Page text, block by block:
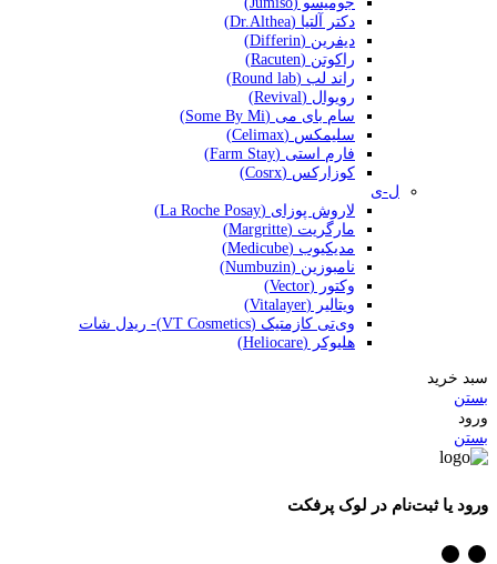
دکتر آلتیا (Dr.Althea)
دیفرین (Differin)
راکوتن (Racuten)
راند لب (Round lab)
رویوال (Revival)
سام بای می (Some By Mi)
سلیمکس (Celimax)
فارم استی (Farm Stay)
کوزارکس (Cosrx)
ل-ی
لاروش پوزای (La Roche Posay)
مارگریت (Margritte)
مدیکیوب (Medicube)
نامبوزین (Numbuzin)
وکتور (Vector)
ویتالیر (Vitalayer)
وی‌تی کازمتیک (VT Cosmetics)- ریدل شات
هلیوکر (Heliocare)
سبد خرید
بستن
ورود
بستن
ورود یا ثبت‌نام در لوک پرفکت